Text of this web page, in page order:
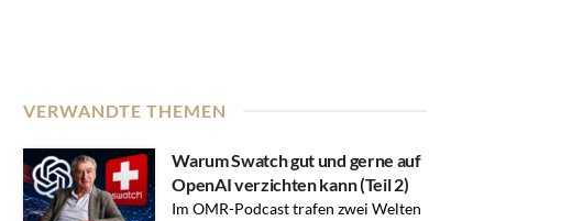
VERWANDTE THEMEN
Warum Swatch gut und gerne auf
OpenAI verzichten kann (Teil 2)
Im OMR-Podcast trafen zwei Welten